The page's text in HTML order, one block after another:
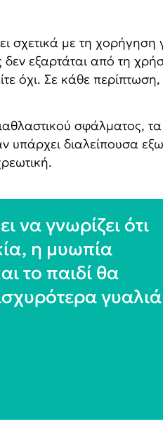
σχετικά με τη
δεν εξαρτάται από τη
όχι. Σε κάθε
σφάλματος,
υπάρχει διαλείπουσα
να γνωρίζει ότι
η μυωπία
το παιδί θα